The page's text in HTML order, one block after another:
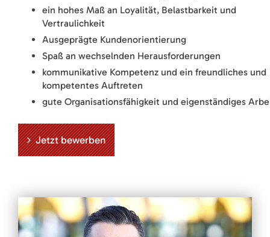
ein hohes Maß an Loyalität, Belastbarkeit und
Vertraulichkeit
Ausgeprägte Kundenorientierung
Spaß an wechselnden Herausforderungen
kommunikative Kompetenz und ein freundliches und
kompetentes Auftreten
gute Organisationsfähigkeit und eigenständiges
Jetzt bewerben